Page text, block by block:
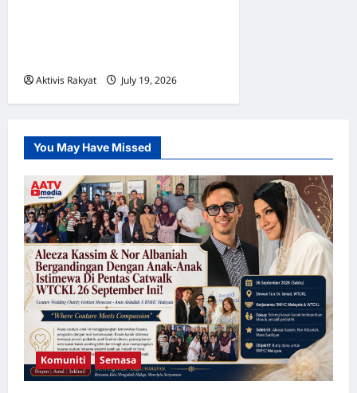
Aktivis Rakyat July 19, 2026
You May Have Missed
Komuniti Semasa